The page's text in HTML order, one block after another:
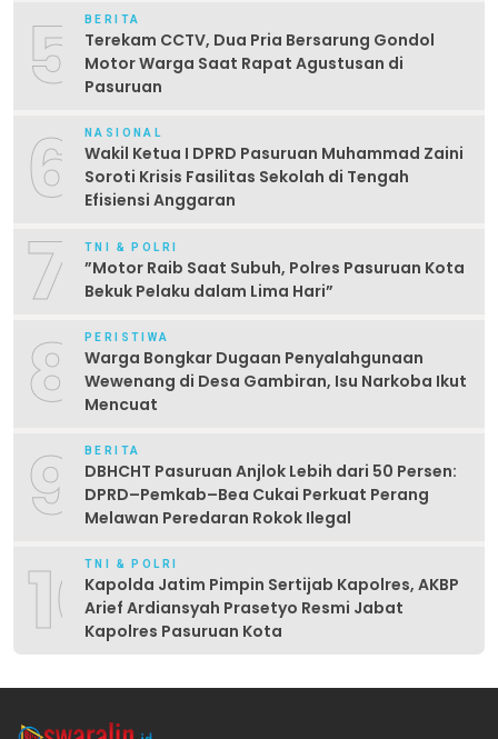
5 BERITA
Terekam CCTV, Dua Pria Bersarung Gondol
Motor Warga Saat Rapat Agustusan di
Pasuruan
6 NASIONAL
Wakil Ketua I DPRD Pasuruan Muhammad Zaini
Soroti Krisis Fasilitas Sekolah di Tengah
Efisiensi Anggaran
7 TNI & POLRI
‎”Motor Raib Saat Subuh, Polres Pasuruan Kota
Bekuk Pelaku dalam Lima Hari” ‎
8 PERISTIWA
Warga Bongkar Dugaan Penyalahgunaan
Wewenang di Desa Gambiran, Isu Narkoba Ikut
Mencuat
9 BERITA
DBHCHT Pasuruan Anjlok Lebih dari 50 Persen:
DPRD–Pemkab–Bea Cukai Perkuat Perang
Melawan Peredaran Rokok Ilegal
10TNI & POLRI
Kapolda Jatim Pimpin Sertijab Kapolres, AKBP
Arief Ardiansyah Prasetyo Resmi Jabat
Kapolres Pasuruan Kota